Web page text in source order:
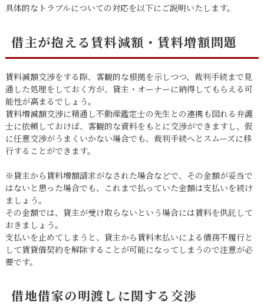
具体的なトラブルについての対応を以下にご説明いたします。
借主が抱える賃料減額・賃料増額問題
賃料減額交渉をする際、客観的な根拠を示しつつ、裁判手続まで見
通した処理をしておく方が、貸主・オーナーに納得してもらえる可
能性が高まるでしょう。
賃料増減額交渉に精通し不動産鑑定士の先生との連携も図れる弁護
士に依頼しておけば、客観的な資料をもとに交渉ができますし、仮
に任意交渉がうまくいかない場合でも、裁判手続へとスムーズに移
行することができます。
※貸主から賃料増額請求がなされた場合などで、その金額が妥当で
はないと思った場合でも、これまで払っていた金額は支払いを続け
ましょう。
その金額では、貸主が受け取らないという場合には賃料を供託して
おきましょう。
支払いを止めてしまうと、貸主から賃料未払いによる債務不履行と
して賃貸借契約を解除することが可能になってしまうので注意が必
要です。
借地借家の明渡しに関する交渉